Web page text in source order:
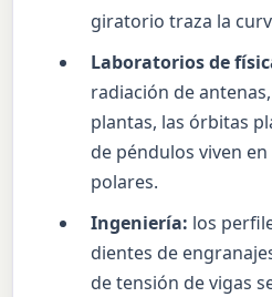
giratorio traza la
Laboratorios de
radiación de
plantas, las órbitas
de péndulos viven
polares.
Ingeniería: los
dientes de
de tensión de vigas